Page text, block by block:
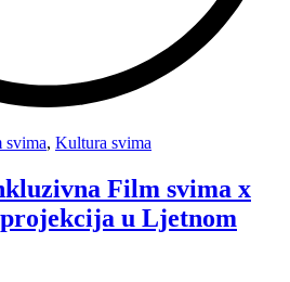
svima, Kultura svima
Film svima x
u Ljetnom